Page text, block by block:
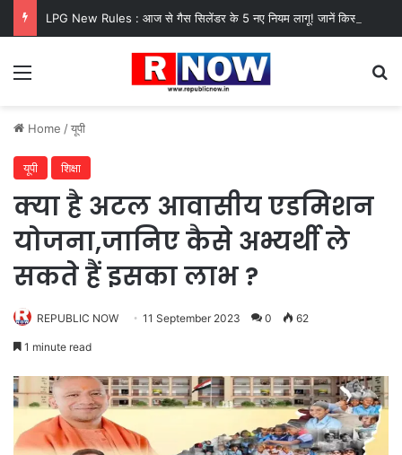
Menu
Home /यूपी
यूपी शिक्षा
क्या है अटल आवासीय एडमिशन
योजना,जानिए कैसे अभ्यर्थी ले
सकते हैं इसका लाभ ?
REPUBLIC NOW 11 September 2023 0 62
1 minute read